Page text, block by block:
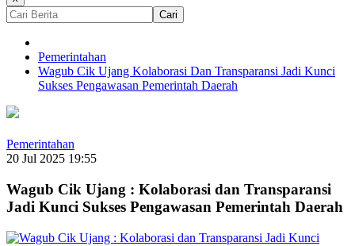
Cari
Pemerintahan
Wagub Cik Ujang Kolaborasi Dan Transparansi Jadi Kunci
Sukses Pengawasan Pemerintah Daerah
Pemerintahan
20 Jul 2025 19:55
Wagub Cik Ujang : Kolaborasi dan Transparansi
Jadi Kunci Sukses Pengawasan Pemerintah Daerah